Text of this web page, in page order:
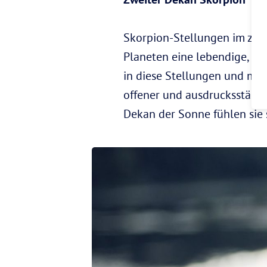
Skorpion-Stellungen im
Planeten eine lebendige,
in diese Stellungen und
offener und
Dekan der Sonne fühlen